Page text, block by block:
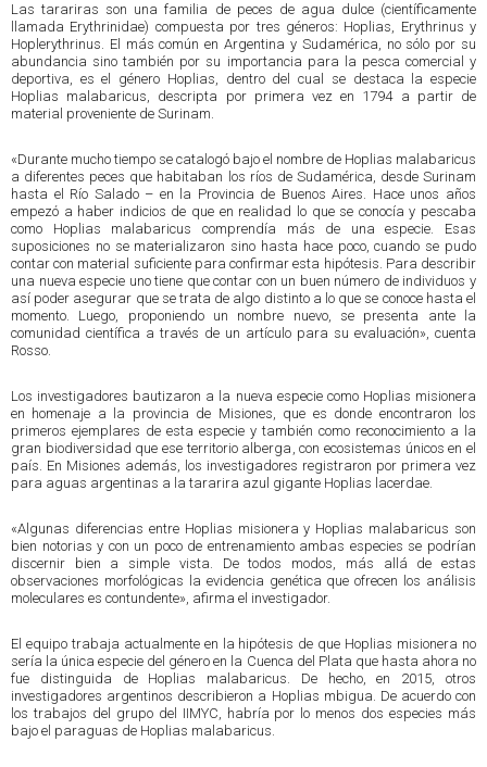
Las tarariras son una familia de peces de agua dulce (científicamente
llamada Erythrinidae) compuesta por tres géneros: Hoplias, Erythrinus y
Hoplerythrinus. El más común en Argentina y Sudamérica, no sólo por su
abundancia sino también por su importancia para la pesca comercial y
deportiva, es el género Hoplias, dentro del cual se destaca la especie
Hoplias malabaricus, descripta por primera vez en 1794 a partir de
material proveniente de Surinam.
«Durante mucho tiempo se catalogó bajo el nombre de Hoplias malabaricus
a diferentes peces que habitaban los ríos de Sudamérica, desde Surinam
hasta el Río Salado – en la Provincia de Buenos Aires. Hace unos años
empezó a haber indicios de que en realidad lo que se conocía y pescaba
como Hoplias malabaricus comprendía más de una especie. Esas
suposiciones no se materializaron sino hasta hace poco, cuando se pudo
contar con material suficiente para confirmar esta hipótesis. Para describir
una nueva especie uno tiene que contar con un buen número de individuos y
así poder asegurar que se trata de algo distinto a lo que se conoce hasta el
momento. Luego, proponiendo un nombre nuevo, se presenta ante la
comunidad científica a través de un artículo para su evaluación», cuenta
Rosso.
Los investigadores bautizaron a la nueva especie como Hoplias misionera
en homenaje a la provincia de Misiones, que es donde encontraron los
primeros ejemplares de esta especie y también como reconocimiento a la
gran biodiversidad que ese territorio alberga, con ecosistemas únicos en el
país. En Misiones además, los investigadores registraron por primera vez
para aguas argentinas a la tararira azul gigante Hoplias lacerdae.
«Algunas diferencias entre Hoplias misionera y Hoplias malabaricus son
bien notorias y con un poco de entrenamiento ambas especies se podrían
discernir bien a simple vista. De todos modos, más allá de estas
observaciones morfológicas la evidencia genética que ofrecen los análisis
moleculares es contundente», afirma el investigador.
El equipo trabaja actualmente en la hipótesis de que Hoplias misionera no
sería la única especie del género en la Cuenca del Plata que hasta ahora no
fue distinguida de Hoplias malabaricus. De hecho, en 2015, otros
investigadores argentinos describieron a Hoplias mbigua. De acuerdo con
los trabajos del grupo del IIMYC, habría por lo menos dos especies más
bajo el paraguas de Hoplias malabaricus.